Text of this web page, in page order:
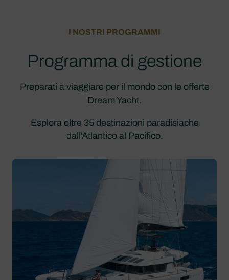
I NOSTRI PROGRAMMI
Programma di gestione
Preparati a viaggiare per il mondo con le offerte
Dream Yacht.
Esplora oltre 35 destinazioni paradisiache
dall'Atlantico al Pacifico.